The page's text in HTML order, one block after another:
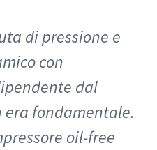
di pressione e
con
dal
fondamentale.
oil-free